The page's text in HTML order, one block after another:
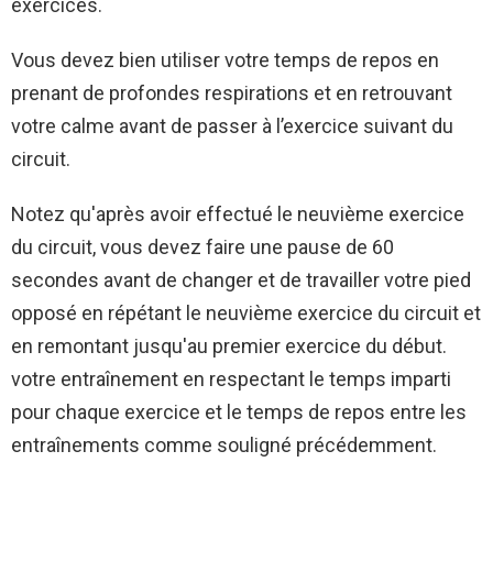
exercices.
Vous devez bien utiliser votre temps de repos en
prenant de profondes respirations et en retrouvant
votre calme avant de passer à l’exercice suivant du
circuit.
Notez qu'après avoir effectué le neuvième exercice
du circuit, vous devez faire une pause de 60
secondes avant de changer et de travailler votre pied
opposé en répétant le neuvième exercice du circuit et
en remontant jusqu'au premier exercice du début.
votre entraînement en respectant le temps imparti
pour chaque exercice et le temps de repos entre les
entraînements comme souligné précédemment.